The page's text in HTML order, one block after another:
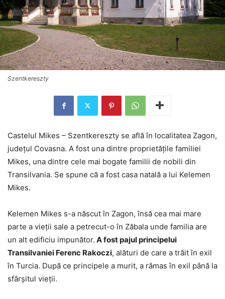
Szentkereszty
Castelul Mikes – Szentkereszty se află în localitatea Zagon,
judeţul Covasna. A fost una dintre proprietăţile familiei
Mikes, una dintre cele mai bogate familii de nobili din
Transilvania. Se spune că a fost casa natală a lui Kelemen
Mikes.
Kelemen Mikes s-a născut în Zagon, însă cea mai mare
parte a vieţii sale a petrecut-o în Zăbala unde familia are
un alt edificiu impunător. A fost pajul principelui
Transilvaniei Ferenc Rakoczi, alături de care a trăit în exil
în Turcia. După ce principele a murit, a rămas în exil până la
sfârşitul vieţii.